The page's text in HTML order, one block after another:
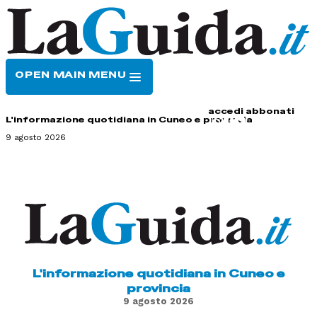
OPEN MAIN MENU
accedi abbonati
L'informazione quotidiana in Cuneo e provincia
9 agosto 2026
L'informazione quotidiana in Cuneo e
provincia
9 agosto 2026